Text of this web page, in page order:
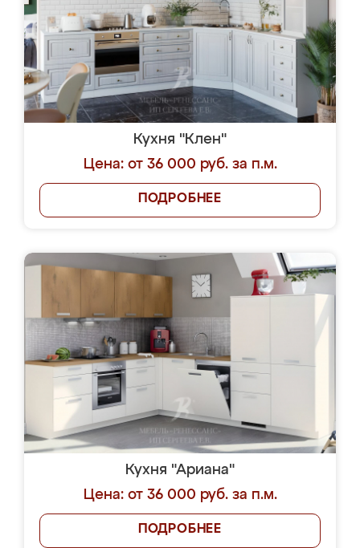
Кухня "Клен"
Цена: от 36 000 руб. за п.м.
ПОДРОБНЕЕ
Кухня "Ариана"
Цена: от 36 000 руб. за п.м.
ПОДРОБНЕЕ